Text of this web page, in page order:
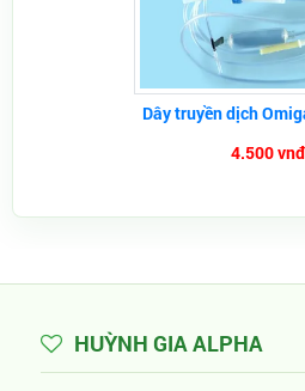
Dây truyền dịch
4.500 vnđ
HUỲNH GIA ALPHA